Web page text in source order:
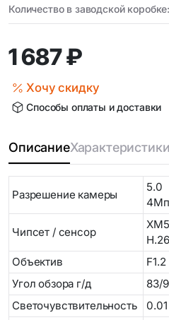
Количество в заводской коробке:
1 687 ₽
Хочу скидку
Способы оплаты и доставки
ОписаниеХарактеристики
Разрешение камеры
5.0
4Мп
Чипсет / сенсор
Объектив
Угол обзора г/д
83/
Светочувствительность